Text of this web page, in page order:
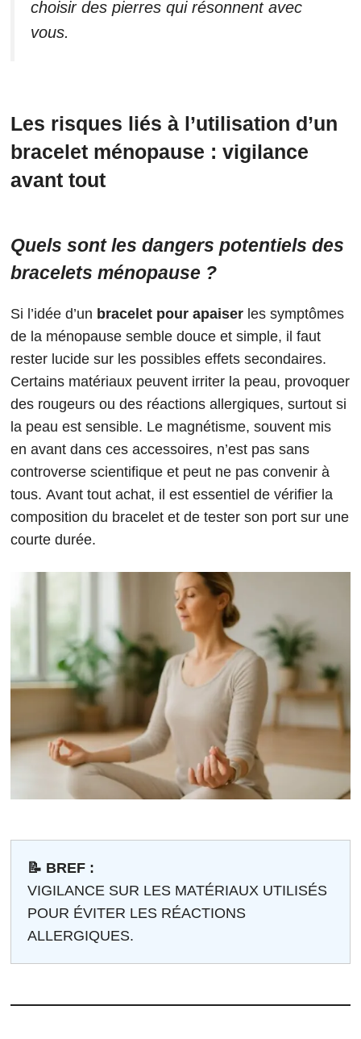
choisir des pierres qui résonnent avec
vous.
Les risques liés à l’utilisation d’un
bracelet ménopause : vigilance
avant tout
Quels sont les dangers potentiels des
bracelets ménopause ?
Si l’idée d’un bracelet pour apaiser les symptômes
de la ménopause semble douce et simple, il faut
rester lucide sur les possibles effets secondaires.
Certains matériaux peuvent irriter la peau, provoquer
des rougeurs ou des réactions allergiques, surtout si
la peau est sensible. Le magnétisme, souvent mis
en avant dans ces accessoires, n’est pas sans
controverse scientifique et peut ne pas convenir à
tous. Avant tout achat, il est essentiel de vérifier la
composition du bracelet et de tester son port sur une
courte durée.
📝 BREF :
VIGILANCE SUR LES MATÉRIAUX UTILISÉS
POUR ÉVITER LES RÉACTIONS
ALLERGIQUES.